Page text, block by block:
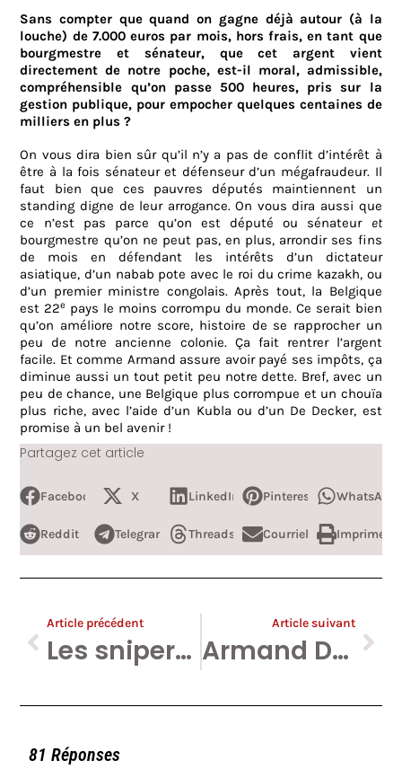
Partagez cet article
Sans compter que quand on gagne déjà autour (à la
louche) de 7.000 euros par mois, hors frais, en tant que
bourgmestre et sénateur, que cet argent vient
directement de notre poche, est-il moral, admissible,
compréhensible qu’on passe 500 heures, pris sur la
gestion publique, pour empocher quelques centaines de
milliers en plus ?
On vous dira bien sûr qu’il n’y a pas de conflit d’intérêt à
être à la fois sénateur et défenseur d’un mégafraudeur. Il
faut bien que ces pauvres députés maintiennent un
standing digne de leur arrogance. On vous dira aussi que
ce n’est pas parce qu’on est député ou sénateur et
bourgmestre qu’on ne peut pas, en plus, arrondir ses fins
de mois en défendant les intérêts d’un dictateur
asiatique, d’un nabab pote avec le roi du crime kazakh, ou
d’un premier ministre congolais. Après tout, la Belgique
est 22e pays le moins corrompu du monde. Ce serait bien
qu’on améliore notre score, histoire de se rapprocher un
peu de notre ancienne colonie. Ça fait rentrer l’argent
facile. Et comme Armand assure avoir payé ses impôts, ça
diminue aussi un tout petit peu notre dette. Bref, avec un
peu de chance, une Belgique plus corrompue et un chouïa
plus riche, avec l’aide d’un Kubla ou d’un De Decker, est
promise à un bel avenir !
Facebook X LinkedIn Pinterest WhatsApp
Reddit Telegram Threads Courriel Imprimer
Article précédent
Les snipers de l’Actu ce mardi à 19h30 à l’ULB.
Article suivant
Armand De Decker, ses mensonges, sa société et mon amende honorable.
81 Réponses